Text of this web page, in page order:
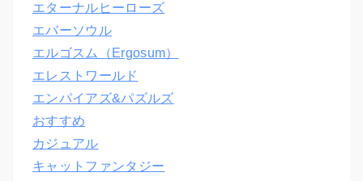
エターナルヒーローズ
エバーソウル
エルゴスム（Ergosum）
エレストワールド
エンパイアズ&パズルズ
おすすめ
カジュアル
キャットファンタジー